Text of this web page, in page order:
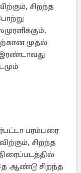
சிறந்த
முதல்
இரண்டாவது
பரம்பரை
சிறந்த
ஆண்டு சிறந்த